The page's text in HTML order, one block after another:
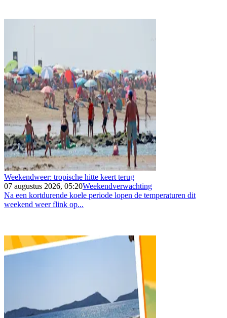
Weekendweer: tropische hitte keert terug
07 augustus 2026, 05:20Weekendverwachting
Na een kortdurende koele periode lopen de temperaturen dit
weekend weer flink op...